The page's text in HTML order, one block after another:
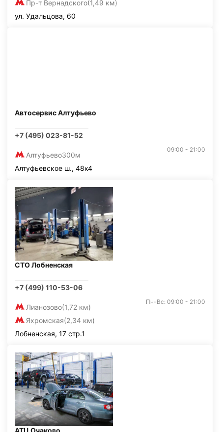
Пр-т Вернадского(1,49 км)
ул. Удальцова, 60
Автосервис Алтуфьево
+7 (495) 023-81-52
Алтуфьево300м
09:00 - 21:00
Алтуфьевское ш., 48к4
СТО Лобненская
+7 (499) 110-53-06
Лианозово(1,72 км)
Яхромская(2,34 км)
Пн-Вс: 09:00 - 21:00
Лобненская, 17 стр.1
АТЦ Очаково